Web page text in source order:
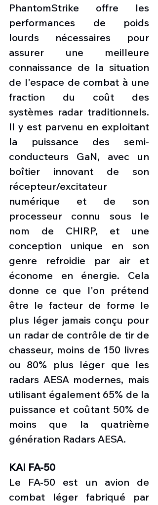
PhantomStrike offre les
performances de poids
lourds nécessaires pour
assurer une meilleure
connaissance de la situation
de l'espace de combat à une
fraction du coût des
systèmes radar traditionnels.
Il y est parvenu en exploitant
la puissance des semi-
conducteurs GaN, avec un
boîtier innovant de son
récepteur/excitateur
numérique et de son
processeur connu sous le
nom de CHIRP, et une
conception unique en son
genre refroidie par air et
économe en énergie. Cela
donne ce que l'on prétend
être le facteur de forme le
plus léger jamais conçu pour
un radar de contrôle de tir de
chasseur, moins de 150 livres
ou 80% plus léger que les
radars AESA modernes, mais
utilisant également 65% de la
puissance et coûtant 50% de
moins que la quatrième
génération Radars AESA.
KAI FA-50
Le FA-50 est un avion de
combat léger fabriqué par